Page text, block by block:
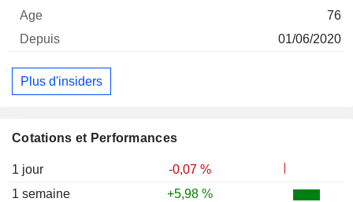
Cotations et Performances
1 jour
-0,07 %
1 semaine
+5,98 %
76
01/06/2020
Plus d'insiders